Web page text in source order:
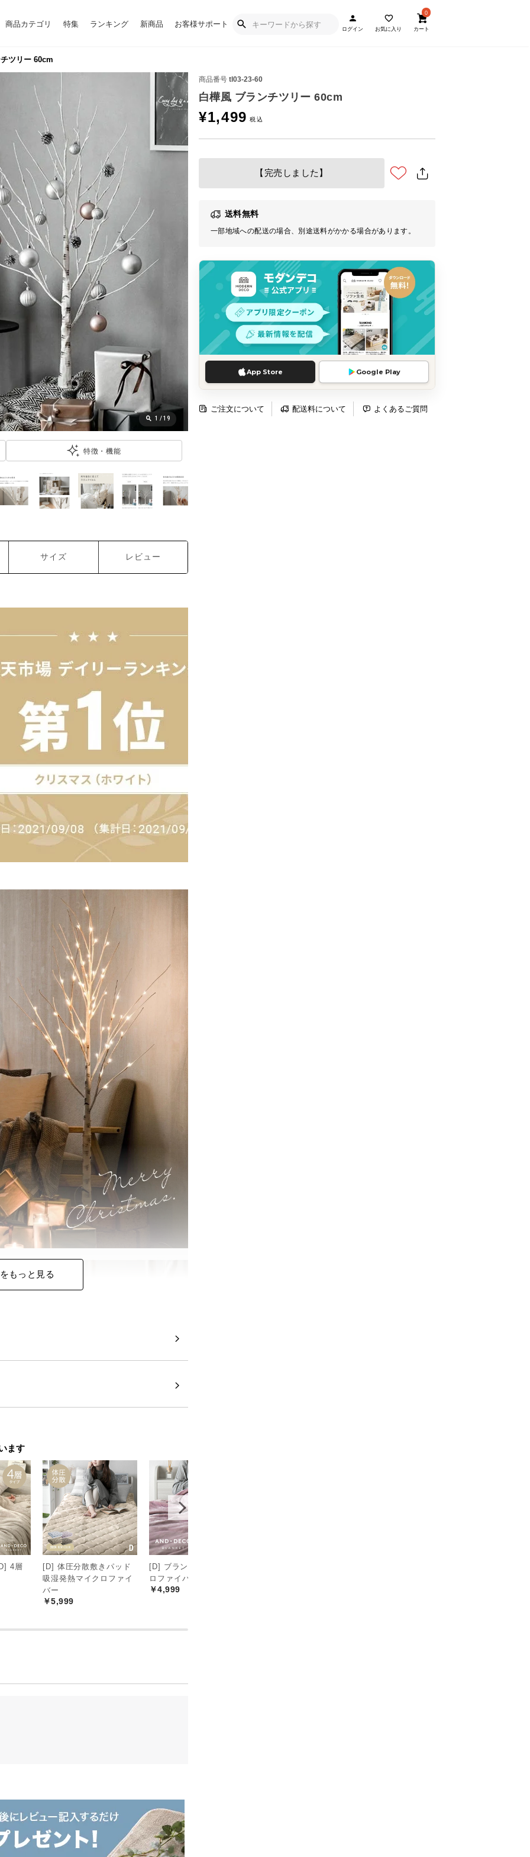
商品カテゴリ 特集 ランキング 新商品 お客様サポート
ログイン お気に入り
0
カート
ツリー 60cm
商品番号 tl03-23-60
白樺風 ブランチツリー 60cm
¥1,499
【完売しました】
送料無料
一部地域への配送の場合、別途送料がかかる場合があります。
App Store Google Play
ご注文について 配送料について よくあるご質問
1 /19
特徴・機能
サイズ レビュー
もっと見る
ます
4層
[D] 体圧分散敷きパッド
吸湿発熱マイクロファイ
バー
￥5,999
[D] ブランケット マイク
ロファイバー
￥4,999